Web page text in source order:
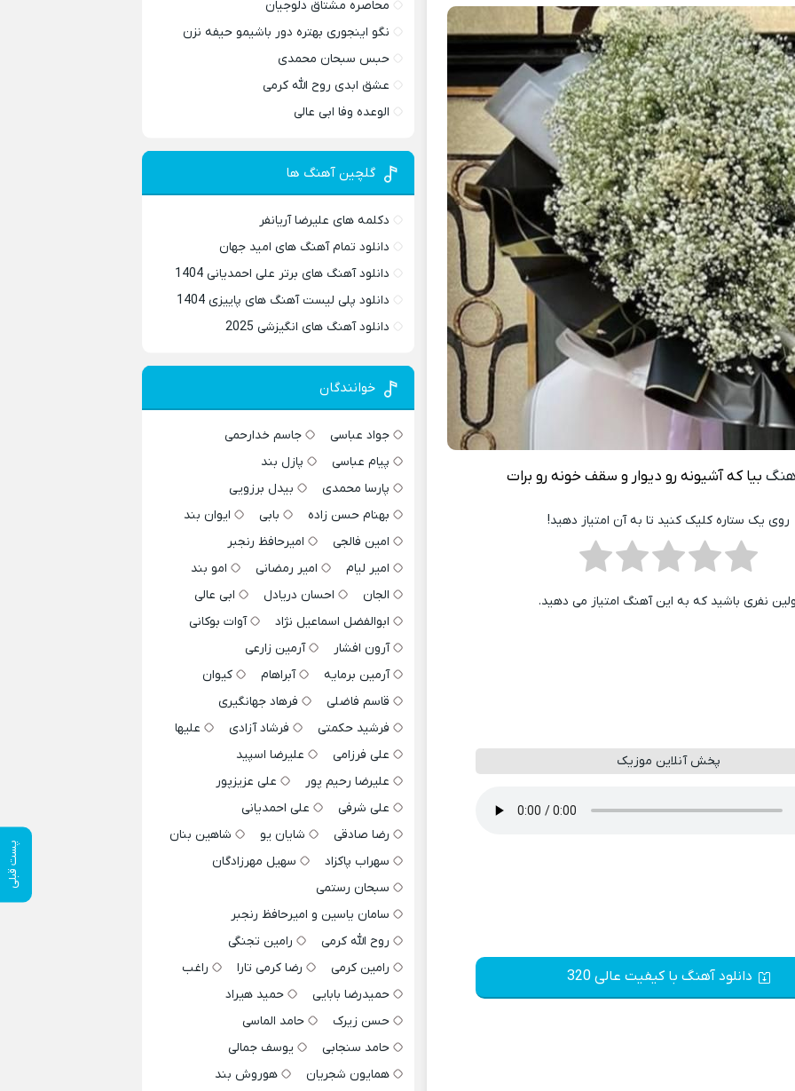
پست قبلی
بيا که آشيونه رو ديوار و سقف خونه رو برات
روی یک ستاره کلیک کنید تا به آن امتیاز دهید!
نفری باشید که به این آهنگ امتیاز می دهید.
پخش آنلاین موزیک
دانلود آهنگ با کیفیت عالی 320
محاصره مشتاق دلوجیان
نگو اینجوری بهتره دور باشیمو حیفه نزن
حبس سبحان محمدی
عشق ابدی روح الله کرمی
الوعده وفا ابی عالی
گلچین آهنگ ها
دکلمه های علیرضا آریانفر
دانلود تمام آهنگ های امید جهان
دانلود آهنگ های برتر علی احمدیانی 1404
دانلود پلی لیست آهنگ های پاییزی 1404
دانلود آهنگ های انگیزشی 2025
خوانندگان
جواد عباسی
جاسم خدارحمی
پیام عباسی
پازل بند
پارسا محمدی
بیدل برزویی
بهنام حسن زاده
بابی
ایوان بند
امین فالجی
امیرحافظ رنجبر
امیر لیام
امیر رمضانی
امو بند
الجان
احسان دریادل
ابی عالی
ابوالفضل اسماعیل نژاد
آوات بوکانی
آرون افشار
آرمین زارعی
آرمین برمایه
آبراهام
کیوان
قاسم فاضلی
فرهاد جهانگیری
فرشید حکمتی
فرشاد آزادی
علیها
علی فرزامی
علیرضا اسپید
علیرضا رحیم پور
علی عزیزپور
علی شرفی
علی احمدیانی
رضا صادقی
شایان یو
شاهین بنان
سهراب پاکزاد
سهیل مهرزادگان
سبحان رستمی
سامان یاسین و امیرحافظ رنجبر
روح الله کرمی
رامین تجنگی
رامین کرمی
رضا کرمی تارا
راغب
حمیدرضا بابایی
حمید هیراد
حسن زیرک
حامد الماسی
حامد سنجابی
یوسف جمالی
همایون شجریان
هوروش بند